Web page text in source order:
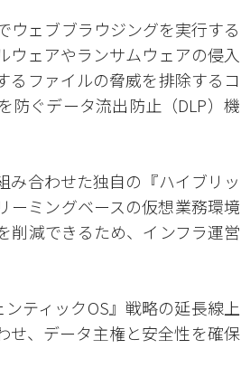
ウェブブラウジングを実行する
ウェアやランサムウェアの侵入
るファイルの脅威を排除するコ
防ぐデータ流出防止（DLP）機
み合わせた独自の『ハイブリッ
ーミングベースの仮想業務環境
削減できるため、インフラ運営
ティックOS』戦略の延長線上
せ、データ主権と安全性を確保